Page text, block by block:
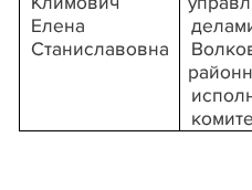
Елена
Станиславовна